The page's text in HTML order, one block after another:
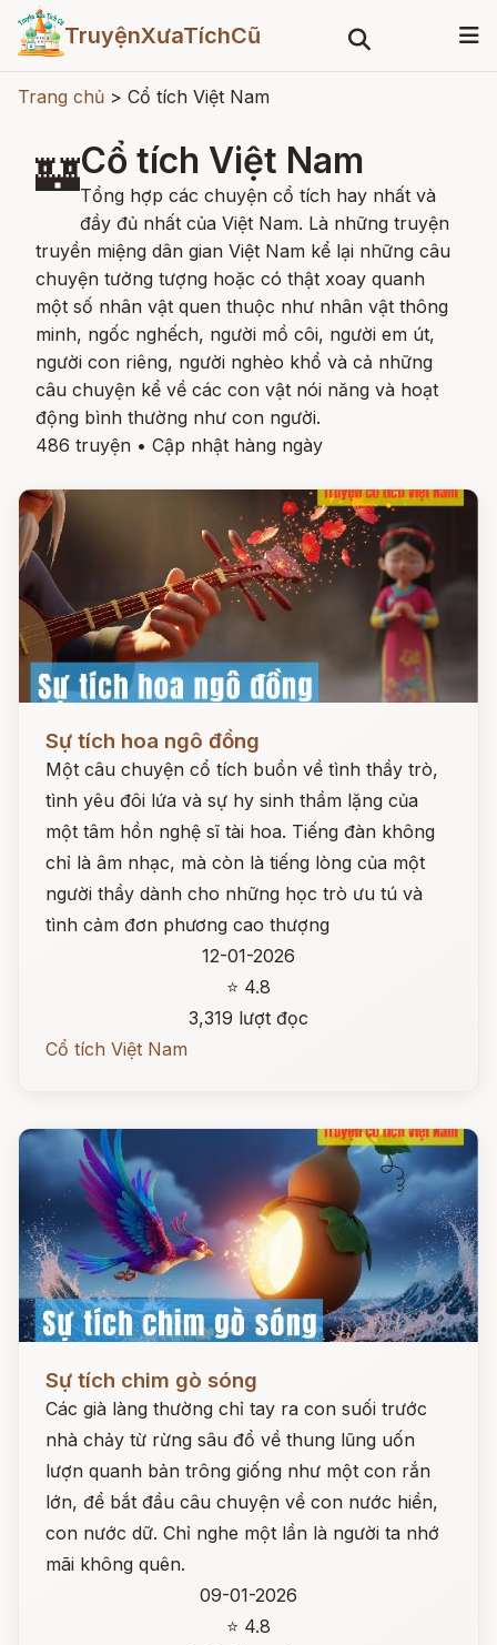
TruyệnXưaTíchCũ
Trang chủ > Cổ tích Việt Nam
🏰Cổ tích Việt Nam
Tổng hợp các chuyện cổ tích hay nhất và
đầy đủ nhất của Việt Nam. Là những truyện
truyền miệng dân gian Việt Nam kể lại những câu
chuyện tưởng tượng hoặc có thật xoay quanh
một số nhân vật quen thuộc như nhân vật thông
minh, ngốc nghếch, người mồ côi, người em út,
người con riêng, người nghèo khổ và cả những
câu chuyện kể về các con vật nói năng và hoạt
động bình thường như con người.
486 truyện • Cập nhật hàng ngày
Sự tích hoa ngô đồng
Một câu chuyện cổ tích buồn về tình thầy trò,
tình yêu đôi lứa và sự hy sinh thầm lặng của
một tâm hồn nghệ sĩ tài hoa. Tiếng đàn không
chỉ là âm nhạc, mà còn là tiếng lòng của một
người thầy dành cho những học trò ưu tú và
tình cảm đơn phương cao thượng
12-01-2026
⭐ 4.8
3,319 lượt đọc
Cổ tích Việt Nam
Sự tích chim gò sóng
Các già làng thường chỉ tay ra con suối trước
nhà chảy từ rừng sâu đổ về thung lũng uốn
lượn quanh bản trông giống như một con rắn
lớn, để bắt đầu câu chuyện về con nước hiền,
con nước dữ. Chỉ nghe một lần là người ta nhớ
mãi không quên.
09-01-2026
⭐ 4.8